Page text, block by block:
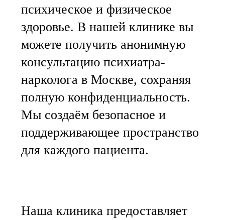
психическое и физическое
здоровье. В нашей клинике вы
можете получить анонимную
консультацию психиатра-
нарколога в Москве, сохраняя
полную конфиденциальность.
Мы создаём безопасное и
поддерживающее пространство
для каждого пациента.
Наша клиника предоставляет